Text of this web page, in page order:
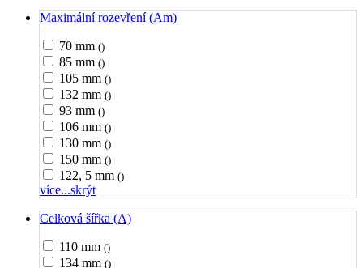
Maximální rozevření (Am)
70 mm ()
85 mm ()
105 mm ()
132 mm ()
93 mm ()
106 mm ()
130 mm ()
150 mm ()
122, 5 mm ()
více...skrýt
Celková šířka (A)
110 mm ()
134 mm ()